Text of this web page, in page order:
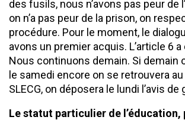
des fusils, nous n’avons pas peur de
on n’a pas peur de la prison, on
procédure. Pour le moment, le
avons un premier acquis. L’article 6
Nous continuons demain. Si demain
le samedi encore on se retrouvera
SLECG, on déposera le lundi l’avis de
Le statut particulier de l’éducation,